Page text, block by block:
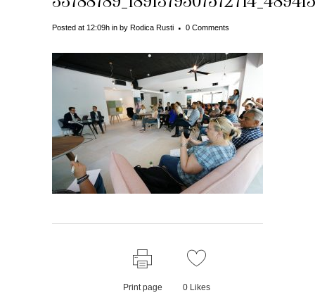
Posted at 12:09h in by Rodica Rusti 0 Comments
Print page 0Likes